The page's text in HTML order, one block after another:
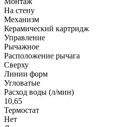
На стену
Механизм
Керамический картридж
Управление
Рычажное
Расположение рычага
Сверху
Линии форм
Угловатые
Расход воды (л/мин)
10,65
Термостат
Нет